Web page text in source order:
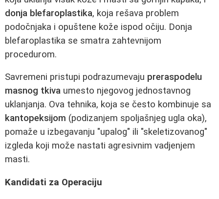
donja blefaroplastika, koja rešava problem
podočnjaka i opuštene kože ispod očiju. Donja
blefaroplastika se smatra zahtevnijom
procedurom.
Savremeni pristupi podrazumevaju preraspodelu
masnog tkiva umesto njegovog jednostavnog
uklanjanja. Ova tehnika, koja se često kombinuje sa
kantopeksijom (podizanjem spoljašnjeg ugla oka),
pomaže u izbegavanju "upalog" ili "skeletizovanog"
izgleda koji može nastati agresivnim vadjenjem
masti.
Kandidati za Operaciju